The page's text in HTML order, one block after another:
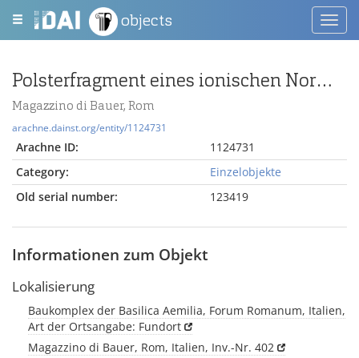
objects
Polsterfragment eines ionischen Normalkapitells
Magazzino di Bauer, Rom
arachne.dainst.org/entity/1124731
Arachne ID:
1124731
Category:
Einzelobjekte
Old serial number:
123419
Informationen zum Objekt
Lokalisierung
Baukomplex der Basilica Aemilia, Forum Romanum, Italien,
Art der Ortsangabe: Fundort
Magazzino di Bauer, Rom, Italien, Inv.-Nr. 402